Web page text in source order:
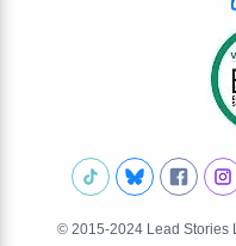
© 2015-2024 Lead Stories